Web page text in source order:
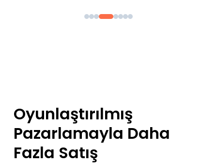
Oyunlaştırılmış
Pazarlamayla Daha
Fazla Satış